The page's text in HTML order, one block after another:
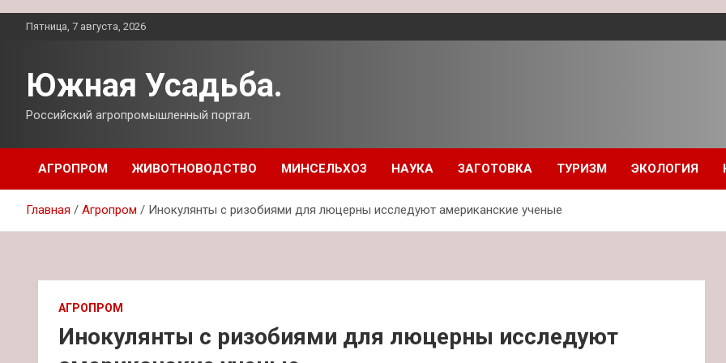
ПерейтиПятница, 7 августа, 2026
Южная Усадьба.
Российский агропромышленный портал.
АГРОПРОМ ЖИВОТНОВОДСТВО МИНСЕЛЬХОЗ НАУКА ЗАГОТОВКА ТУРИЗМ ЭКОЛОГИЯ
Главная Агропром Инокулянты с ризобиями для люцерны исследуют американские ученые
АГРОПРОМ
Инокулянты с ризобиями для люцерны исследуют